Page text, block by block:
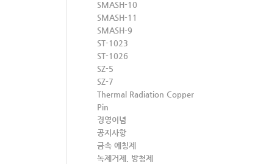
SMASH-10
SMASH-11
SMASH-9
ST-1023
ST-1026
SZ-5
SZ-7
Thermal Radiation Copper
Pin
경영이념
공지사항
금속 에칭제
녹제거제, 방청제